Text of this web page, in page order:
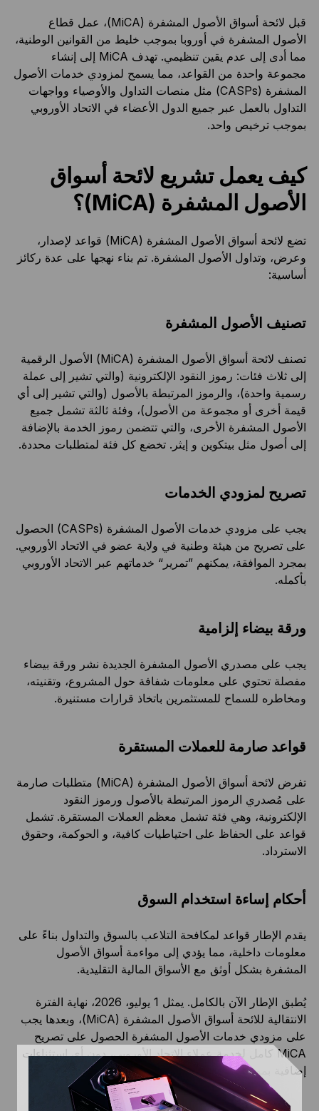
قبل لائحة أسواق الأصول المشفرة (MiCA)، عمل قطاع
الأصول المشفرة في أوروبا بموجب خليط من القوانين الوطنية،
مما أدى إلى عدم يقين تنظيمي. تهدف MiCA إلى إنشاء
مجموعة واحدة من القواعد، مما يسمح لمزودي خدمات الأصول
المشفرة (CASPs) مثل منصات التداول والأوصياء وواجهات
التداول بالعمل عبر جميع الدول الأعضاء في الاتحاد الأوروبي
بموجب ترخيص واحد.
كيف يعمل تشريع لائحة أسواق
الأصول المشفرة (MiCA)؟
تضع لائحة أسواق الأصول المشفرة (MiCA) قواعد لإصدار،
وعرض، وتداول الأصول المشفرة. تم بناء نهجها على عدة ركائز
أساسية:
تصنيف الأصول المشفرة
تصنف لائحة أسواق الأصول المشفرة (MiCA) الأصول الرقمية
إلى ثلاث فئات: رموز النقود الإلكترونية (والتي تشير إلى عملة
رسمية واحدة)، والرموز المرتبطة بالأصول (والتي تشير إلى أي
قيمة أخرى أو مجموعة من الأصول)، وفئة ثالثة تشمل جميع
الأصول المشفرة الأخرى، والتي تتضمن رموز الخدمة بالإضافة
إلى أصول مثل بيتكوين و إيثر. تخضع كل فئة لمتطلبات محددة.
تصريح لمزودي الخدمات
يجب على مزودي خدمات الأصول المشفرة (CASPs) الحصول
على تصريح من هيئة وطنية في ولاية عضو في الاتحاد الأوروبي.
بمجرد الموافقة، يمكنهم ”تمرير“ خدماتهم عبر الاتحاد الأوروبي
بأكمله.
ورقة بيضاء إلزامية
يجب على مصدري الأصول المشفرة الجديدة نشر ورقة بيضاء
مفصلة تحتوي على معلومات شفافة حول المشروع، وتقنيته،
ومخاطره للسماح للمستثمرين باتخاذ قرارات مستنيرة.
قواعد صارمة للعملات المستقرة
تفرض لائحة أسواق الأصول المشفرة (MiCA) متطلبات صارمة
على مُصدري الرموز المرتبطة بالأصول ورموز النقود
الإلكترونية، وهي فئة تشمل معظم العملات المستقرة. تشمل
قواعد على الحفاظ على احتياطيات كافية، و الحوكمة، وحقوق
الاسترداد.
أحكام إساءة استخدام السوق
يقدم الإطار قواعد لمكافحة التلاعب بالسوق والتداول بناءً على
معلومات داخلية، مما يؤدي إلى مواءمة أسواق الأصول
المشفرة بشكل أوثق مع الأسواق المالية التقليدية.
يُطبق الإطار الآن بالكامل. يمثل 1 يوليو، 2026، نهاية الفترة
الانتقالية للائحة أسواق الأصول المشفرة (MiCA)، وبعدها يجب
على مزودي خدمات الأصول المشفرة الحصول على تصريح
MiCA كامل لخدمة عملاء الاتحاد الأوروبي، دون أي استثناءات
إضافية بموجب الأنظمة الوطنية.